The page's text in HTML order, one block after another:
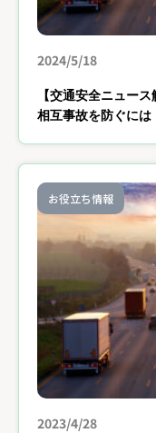
2024/5/18
【交通安全ニュー
相互事故を防ぐには
お役立ち情報
2023/4/28